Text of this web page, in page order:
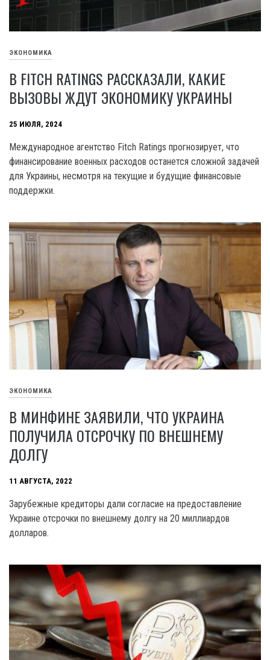
ЭКОНОМИКА
В FITCH RATINGS РАССКАЗАЛИ, КАКИЕ
ВЫЗОВЫ ЖДУТ ЭКОНОМИКУ УКРАИНЫ
25 ИЮЛЯ, 2024
Международное агентство Fitch Ratings прогнозирует, что
финансирование военных расходов останется сложной задачей
для Украины, несмотря на текущие и будущие финансовые
поддержки.
ЭКОНОМИКА
В МИНФИНЕ ЗАЯВИЛИ, ЧТО УКРАИНА
ПОЛУЧИЛА ОТСРОЧКУ ПО ВНЕШНЕМУ
ДОЛГУ
11 АВГУСТА, 2022
Зарубежные кредиторы дали согласие на предоставление
Украине отсрочки по внешнему долгу на 20 миллиардов
долларов.